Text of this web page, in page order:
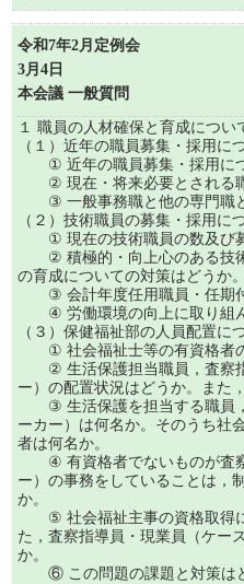
令和7年2月定例会
3月4日
本会議 一般質問
１ 職員の人材確保と育成につい
（１）近年の職員募集・採用に
① 近年の職員募集・採用につ
② 現在・将来必要とされる職
③ 一般事務職と他の専門職と
（２）技術職員の募集・採用に
① 現在の技術職員の数及び募
② 積極的・向上心のある技術
の育成についての対策はどうか。
③ 会計年度任用職員・任期付
④ 労働環境の向上に取り組ん
（３）保健福祉部の人員配置に
① 社会福祉士等の有資格者の
② 生活保護担当職員，査察指
ー）の配置状況はどうか。また
③ 生活保護を担当する職員，
ーカー）は何名か。そのうち社
者は何名か。
④ 有資格者でないものが査察
ー）の事務をしていることは，
か。
⑤ 社会福祉主事の資格取得に
た，査察指導員・現業員（ケー
か。
⑥ この問題の課題と対策はど